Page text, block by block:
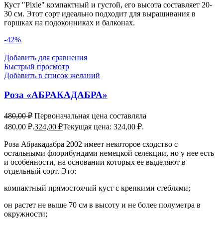
Куст "Pixie" компактный и густой, его высота составляет 20-
30 см. Этот сорт идеально подходит для выращивания в
горшках на подоконниках и балконах.
-42%
Добавить для сравнения
Быстрый просмотр
Добавить в список желаний
Роза «АБРАКАДАБРА»
480,00₽ Первоначальная цена составляла
480,00 ₽.324,00 ₽Текущая цена: 324,00 ₽.
Роза Абракадабра 2002 имеет некоторое сходство с
остальными флорибундами немецкой селекции, но у нее есть
и особенности, на основании которых ее выделяют в
отдельный сорт. Это:
компактный прямостоячий куст с крепкими стеблями;
он растет не выше 70 см в высоту и не более полуметра в
окружности;